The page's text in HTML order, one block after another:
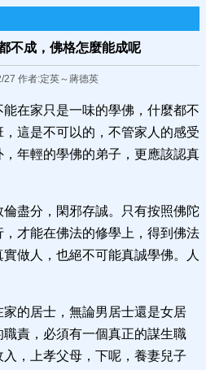
不成，佛格​怎麼能成呢
27 作者:定英～蔣德英
在家只是一味的學佛，什麼都不
這是不可以的，不管家人的感受
年輕的學佛的弟子，更應該認真
盡分，閑邪存誠。只有按照佛陀
才能在佛法的修學上，得到佛法
做人，也絕不可能真誠學佛。人
的居士，無論男居士還是女居
責，必須有一個真正的謀生職
，上孝父母，下呢，養妻兒子